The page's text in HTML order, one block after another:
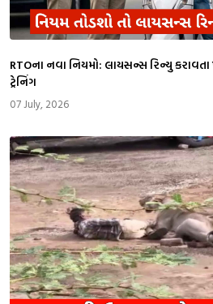
RTOના નવા નિયમો: લાયસન્સ રિન્યુ
ટ્રેનિંગ
07 July, 2026